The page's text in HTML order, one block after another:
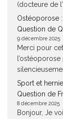
(docteure de
Ostéoporose
Question de
9 décembre 2025
Merci pour
Sport et
Question de
8 décembre 2025
Bonjour, Je